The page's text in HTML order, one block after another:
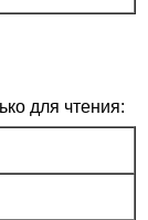
для чтения: